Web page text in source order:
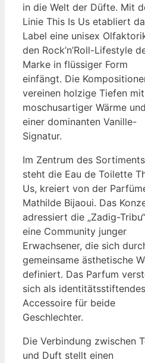
in die Welt der Düfte. Mit
Linie This Is Us etabliert
Label eine unisex
den Rock’n’Roll-Lifestyle
Marke in flüssiger Form
einfängt. Die
vereinen holzige Tiefen mit
moschusartiger Wärme und
einer dominanten Vanille-
Signatur.
Im Zentrum des Sortiments
steht die Eau de Toilette
Us, kreiert von der
Mathilde Bijaoui. Das
adressiert die „Zadig-
eine Community junger
Erwachsener, die sich
gemeinsame ästhetische
definiert. Das Parfum
sich als identitätsstiftendes
Accessoire für beide
Geschlechter.
Die Verbindung zwischen
und Duft stellt einen